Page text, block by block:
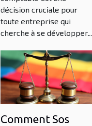
développement
d’une entreprise ?
décision cruciale pour
toute entreprise qui
cherche à se développer...
Comment Sos